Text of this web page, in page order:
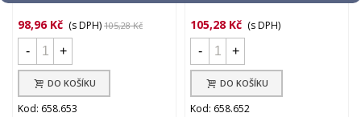
98,96 Kč (s DPH) 105,28 Kč
- +
DO KOŠÍKU
Kod: 658.653
105,28 Kč (s DPH)
-
+
DO KOŠÍKU
Kod: 658.652